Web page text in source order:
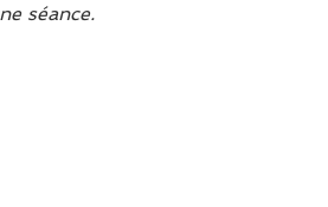
séance.